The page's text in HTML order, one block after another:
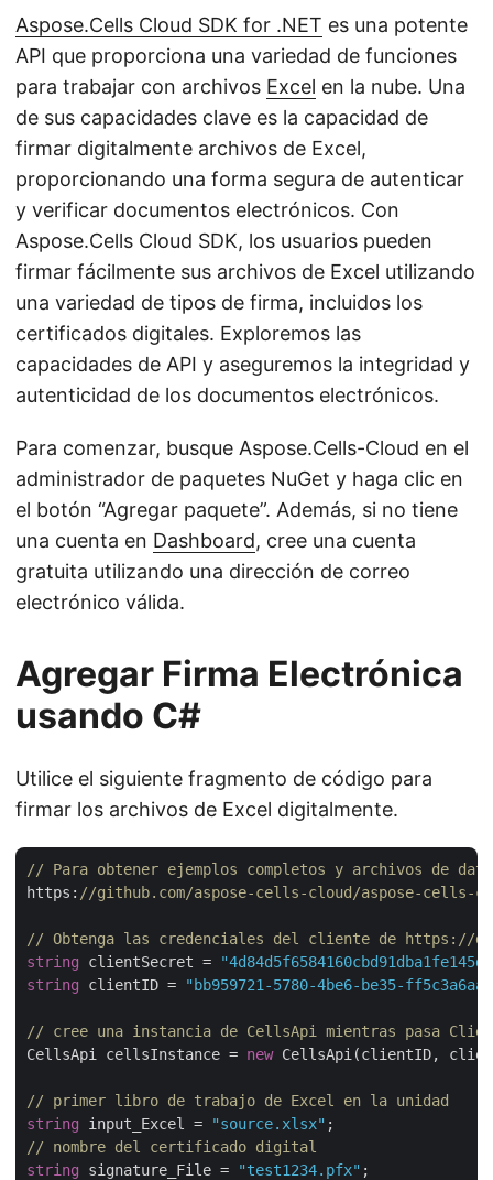
Aspose.Cells Cloud SDK for .NET es una potente
API que proporciona una variedad de funciones
para trabajar con archivos Excel en la nube. Una
de sus capacidades clave es la capacidad de
firmar digitalmente archivos de Excel,
proporcionando una forma segura de autenticar
y verificar documentos electrónicos. Con
Aspose.Cells Cloud SDK, los usuarios pueden
firmar fácilmente sus archivos de Excel utilizando
una variedad de tipos de firma, incluidos los
certificados digitales. Exploremos las
capacidades de API y aseguremos la integridad y
autenticidad de los documentos electrónicos.
Para comenzar, busque Aspose.Cells-Cloud en el
administrador de paquetes NuGet y haga clic en
el botón “Agregar paquete”. Además, si no tiene
una cuenta en Dashboard, cree una cuenta
gratuita utilizando una dirección de correo
electrónico válida.
Agregar Firma Electrónica
usando C#
Utilice el siguiente fragmento de código para
firmar los archivos de Excel digitalmente.
// Para obtener ejemplos completos y archivos de
https: //github.com/aspose-cells-cloud/aspose-cells-
// Obtenga las credenciales del cliente de https://
string clientSecret =
string clientID = "bb959721-5780-4be6-be35-
// cree una instancia de CellsApi mientras pasa
CellsApi cellsInstance = new CellsApi(clientID,
// primer libro de trabajo de Excel en la unidad
string input_Excel = "source.xlsx"
// nombre del certificado digital
string signature_File = "test1234.pfx" ;